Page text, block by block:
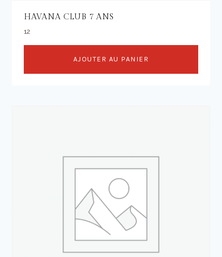
HAVANA CLUB 7 ANS
12
AJOUTER AU PANIER